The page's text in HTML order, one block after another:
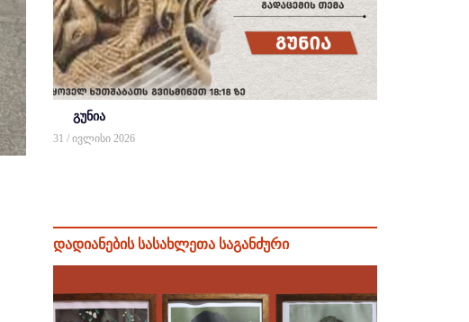
გუნია
31 / ივლისი 2026
დადიანების სასახლეთა საგანძური